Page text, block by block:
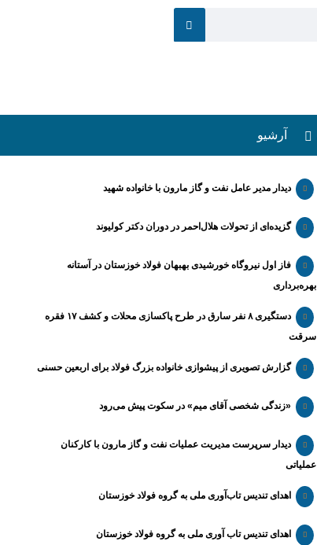
آرشیو
دیدار مدیر عامل نفت و گاز مارون با خانواده شهید
گزیده‌ای از تحولات هلال‌احمر در دوران دکتر کولیوند
فاز اول نیروگاه خورشیدی بهبهان فولاد خوزستان در آستانه
بهره‌برداری
دستگیری ۸ نفر سارق در طرح پاکسازی محلات و کشف ۱۷ فقره
سرقت
گزارش تصویری از پیشوازی خانواده بزرگ فولاد برای اربعین حسنی
«زندگی شخصی آقای میم» در سکوت پیش می‌رود
دیدار سرپرست مدیریت عملیات نفت و گاز مارون با کارکنان
عملیاتی
اهدای تندیس تاب‌آوری ملی به گروه فولاد خوزستان
اهدای تندیس تاب آوری ملی به گروه فولاد خوزستان